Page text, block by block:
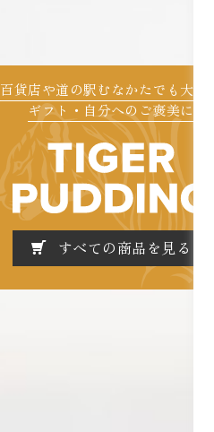
百貨店や道の駅むなかたでも大人気
ギフト・自分へのご褒美に
すべての商品を見る